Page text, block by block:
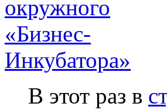
В этот раз в